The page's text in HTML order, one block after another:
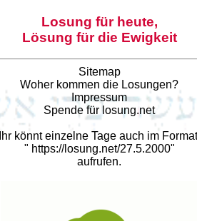
Losung für heute,
Lösung für die Ewigkeit
Sitemap
Woher kommen die Losungen?
Impressum
Spende für losung.net
Ihr könnt einzelne Tage auch im
" https://losung.net/27.5.2000"
aufrufen.